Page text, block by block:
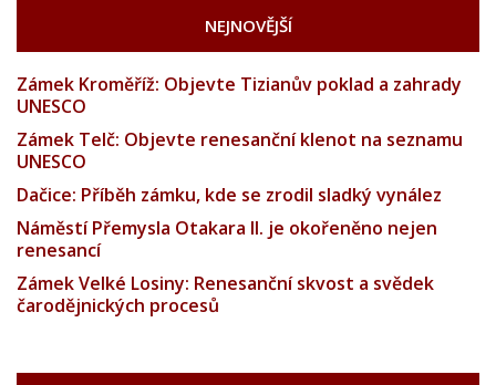
NEJNOVĚJŠÍ
Zámek Kroměříž: Objevte Tizianův poklad a zahrady
UNESCO
Zámek Telč: Objevte renesanční klenot na seznamu
UNESCO
Dačice: Příběh zámku, kde se zrodil sladký vynález
Náměstí Přemysla Otakara II. je okořeněno nejen
renesancí
Zámek Velké Losiny: Renesanční skvost a svědek
čarodějnických procesů